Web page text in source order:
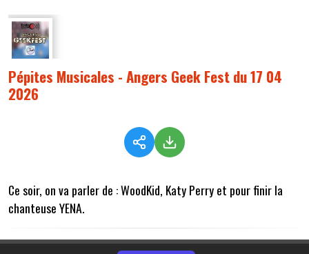
Pépites Musicales - Angers Geek Fest du 17 04
2026
Ce soir, on va parler de : WoodKid, Katy Perry et pour finir la
chanteuse YENA.